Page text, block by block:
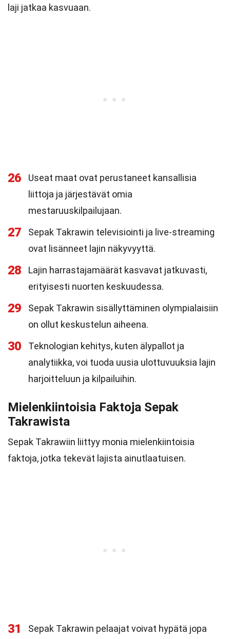
laji jatkaa kasvuaan.
26
Useat maat ovat perustaneet kansallisia
liittoja ja järjestävät omia
mestaruuskilpailujaan.
27
Sepak Takrawin televisiointi ja live-streaming
ovat lisänneet lajin näkyvyyttä.
28
Lajin harrastajamäärät kasvavat jatkuvasti,
erityisesti nuorten keskuudessa.
29
Sepak Takrawin sisällyttäminen olympialaisiin
on ollut keskustelun aiheena.
30
Teknologian kehitys, kuten älypallot ja
analytiikka, voi tuoda uusia ulottuvuuksia lajin
harjoitteluun ja kilpailuihin.
Mielenkiintoisia Faktoja Sepak
Takrawista
Sepak Takrawiin liittyy monia mielenkiintoisia
faktoja, jotka tekevät lajista ainutlaatuisen.
31
Sepak Takrawin pelaajat voivat hypätä jopa